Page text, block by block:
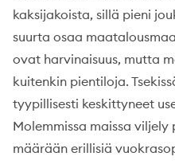
kaksijakoista, sillä pieni
suurta osaa
ovat harvinaisuus, mutta
kuitenkin pientiloja.
tyypillisesti keskittyneet
Molemmissa maissa
määrään erillisiä